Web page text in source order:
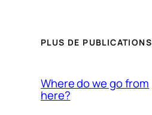
PLUS DE PUBLICATIONS
Where do we go from
here?